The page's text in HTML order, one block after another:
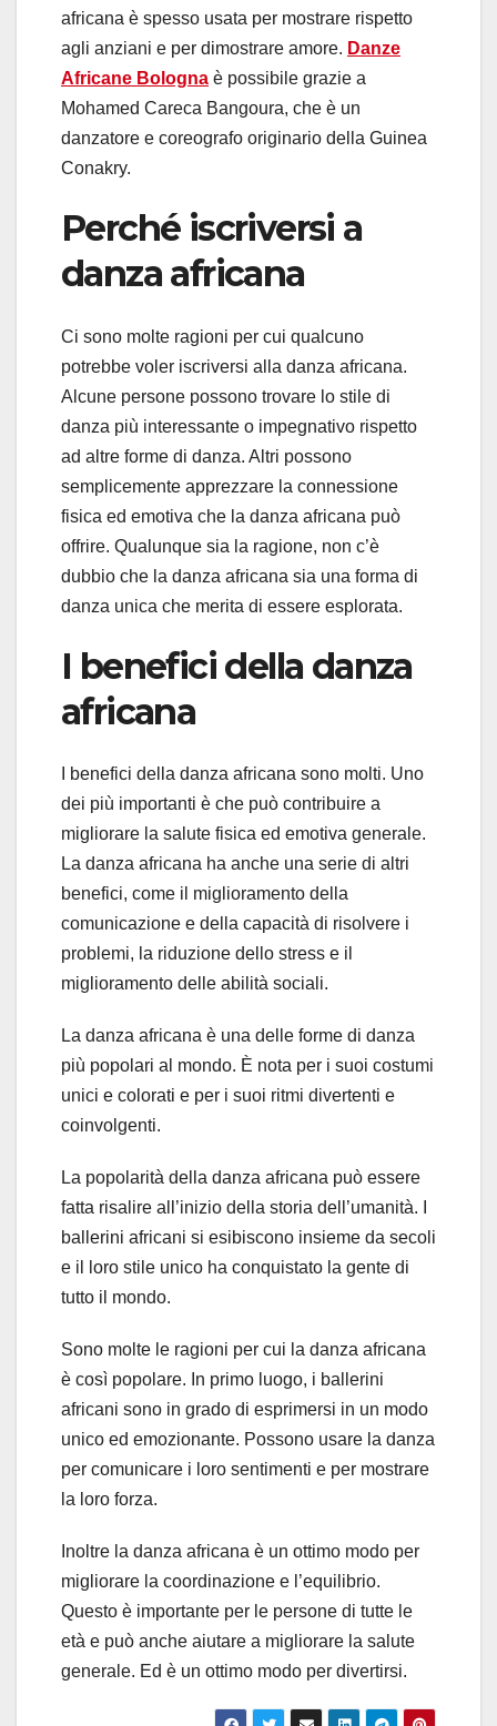
africana è spesso usata per mostrare rispetto
agli anziani e per dimostrare amore. Danze
Africane Bologna è possibile grazie a
Mohamed Careca Bangoura, che è un
danzatore e coreografo originario della Guinea
Conakry.
Perché iscriversi a
danza africana
Ci sono molte ragioni per cui qualcuno
potrebbe voler iscriversi alla danza africana.
Alcune persone possono trovare lo stile di
danza più interessante o impegnativo rispetto
ad altre forme di danza. Altri possono
semplicemente apprezzare la connessione
fisica ed emotiva che la danza africana può
offrire. Qualunque sia la ragione, non c’è
dubbio che la danza africana sia una forma di
danza unica che merita di essere esplorata.
I benefici della danza
africana
I benefici della danza africana sono molti. Uno
dei più importanti è che può contribuire a
migliorare la salute fisica ed emotiva generale.
La danza africana ha anche una serie di altri
benefici, come il miglioramento della
comunicazione e della capacità di risolvere i
problemi, la riduzione dello stress e il
miglioramento delle abilità sociali.
La danza africana è una delle forme di danza
più popolari al mondo. È nota per i suoi costumi
unici e colorati e per i suoi ritmi divertenti e
coinvolgenti.
La popolarità della danza africana può essere
fatta risalire all’inizio della storia dell’umanità. I
ballerini africani si esibiscono insieme da secoli
e il loro stile unico ha conquistato la gente di
tutto il mondo.
Sono molte le ragioni per cui la danza africana
è così popolare. In primo luogo, i ballerini
africani sono in grado di esprimersi in un modo
unico ed emozionante. Possono usare la danza
per comunicare i loro sentimenti e per mostrare
la loro forza.
Inoltre la danza africana è un ottimo modo per
migliorare la coordinazione e l’equilibrio.
Questo è importante per le persone di tutte le
età e può anche aiutare a migliorare la salute
generale. Ed è un ottimo modo per divertirsi.